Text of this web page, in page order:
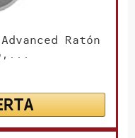
Ratón